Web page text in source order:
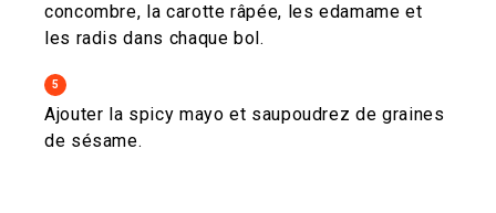
concombre, la carotte râpée, les edamame et
les radis dans chaque bol.
5
Ajouter la spicy mayo et saupoudrez de graines
de sésame.